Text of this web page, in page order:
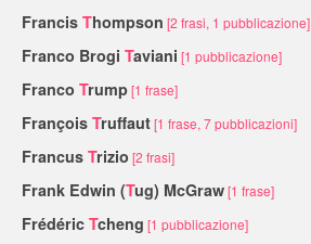
Francis Thompson [2 frasi, 1 pubblicazione]
Franco Brogi Taviani [1 pubblicazione]
Franco Trump[1 frase]
François Truffaut[1 frase, 7 pubblicazioni]
Francus Trizio [2 frasi]
Frank Edwin (Tug) McGraw[1 frase]
Frédéric Tcheng [1 pubblicazione]